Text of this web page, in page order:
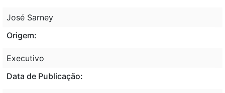
José Sarney
Origem:
Executivo
Data de Publicação: